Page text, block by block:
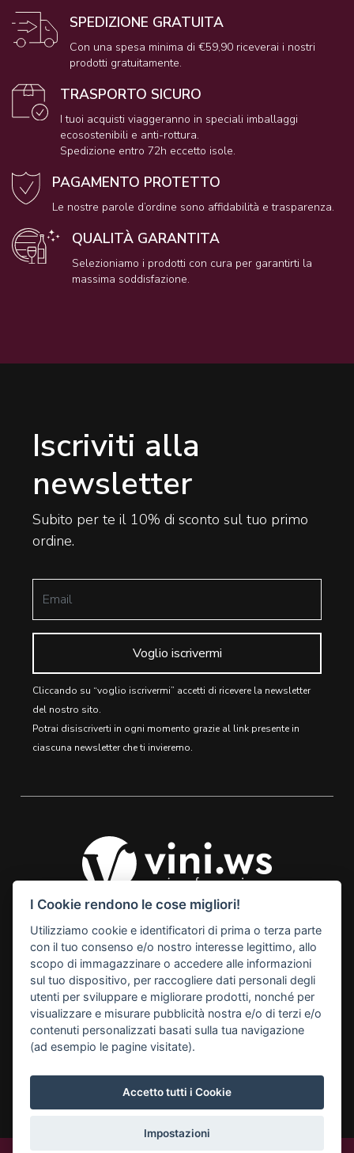
SPEDIZIONE GRATUITA
Con una spesa minima di €59,90 riceverai i nostri
prodotti gratuitamente.
TRASPORTO SICURO
I tuoi acquisti viaggeranno in speciali imballaggi
ecosostenibili e anti-rottura.
Spedizione entro 72h eccetto isole.
PAGAMENTO PROTETTO
Le nostre parole d’ordine sono affidabilità e trasparenza.
QUALITÀ GARANTITA
Selezioniamo i prodotti con cura per garantirti la
massima soddisfazione.
Iscriviti alla
newsletter
Subito per te il 10% di sconto sul tuo primo
ordine.
Voglio iscrivermi
Cliccando su “voglio iscrivermi” accetti di ricevere la newsletter
del nostro sito.
Potrai disiscriverti in ogni momento grazie al link presente in
ciascuna newsletter che ti invieremo.
© 2026 Vini Webstore
Linkness
Via Miranese, 448, 30174
Mestre Venezia Italy
M. info@vini.ws
P.I. 03255760278
I Cookie rendono le cose migliori!
Utilizziamo cookie e identificatori di prima o terza parte
con il tuo consenso e/o nostro interesse legittimo, allo
scopo di immagazzinare o accedere alle informazioni
sul tuo dispositivo, per raccogliere dati personali degli
utenti per sviluppare e migliorare prodotti, nonché per
visualizzare e misurare pubblicità nostra e/o di terzi e/o
contenuti personalizzati basati sulla tua navigazione
(ad esempio le pagine visitate).
Accetto tutti i Cookie
Impostazioni